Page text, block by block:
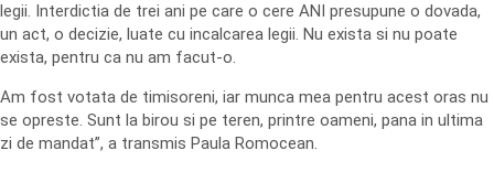
legii. Interdictia de trei ani pe care o cere ANI presupune o dovada,
un act, o decizie, luate cu incalcarea legii. Nu exista si nu poate
exista, pentru ca nu am facut-o.
Am fost votata de timisoreni, iar munca mea pentru acest oras nu
se opreste. Sunt la birou si pe teren, printre oameni, pana in ultima
zi de mandat”, a transmis Paula Romocean.